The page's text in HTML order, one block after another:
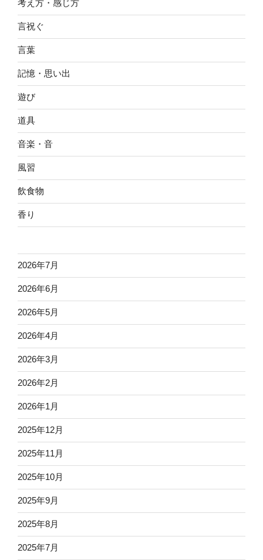
考え方・感じ方
言祝ぐ
言葉
記憶・思い出
遊び
道具
音楽・音
風習
飲食物
香り
2026年7月
2026年6月
2026年5月
2026年4月
2026年3月
2026年2月
2026年1月
2025年12月
2025年11月
2025年10月
2025年9月
2025年8月
2025年7月